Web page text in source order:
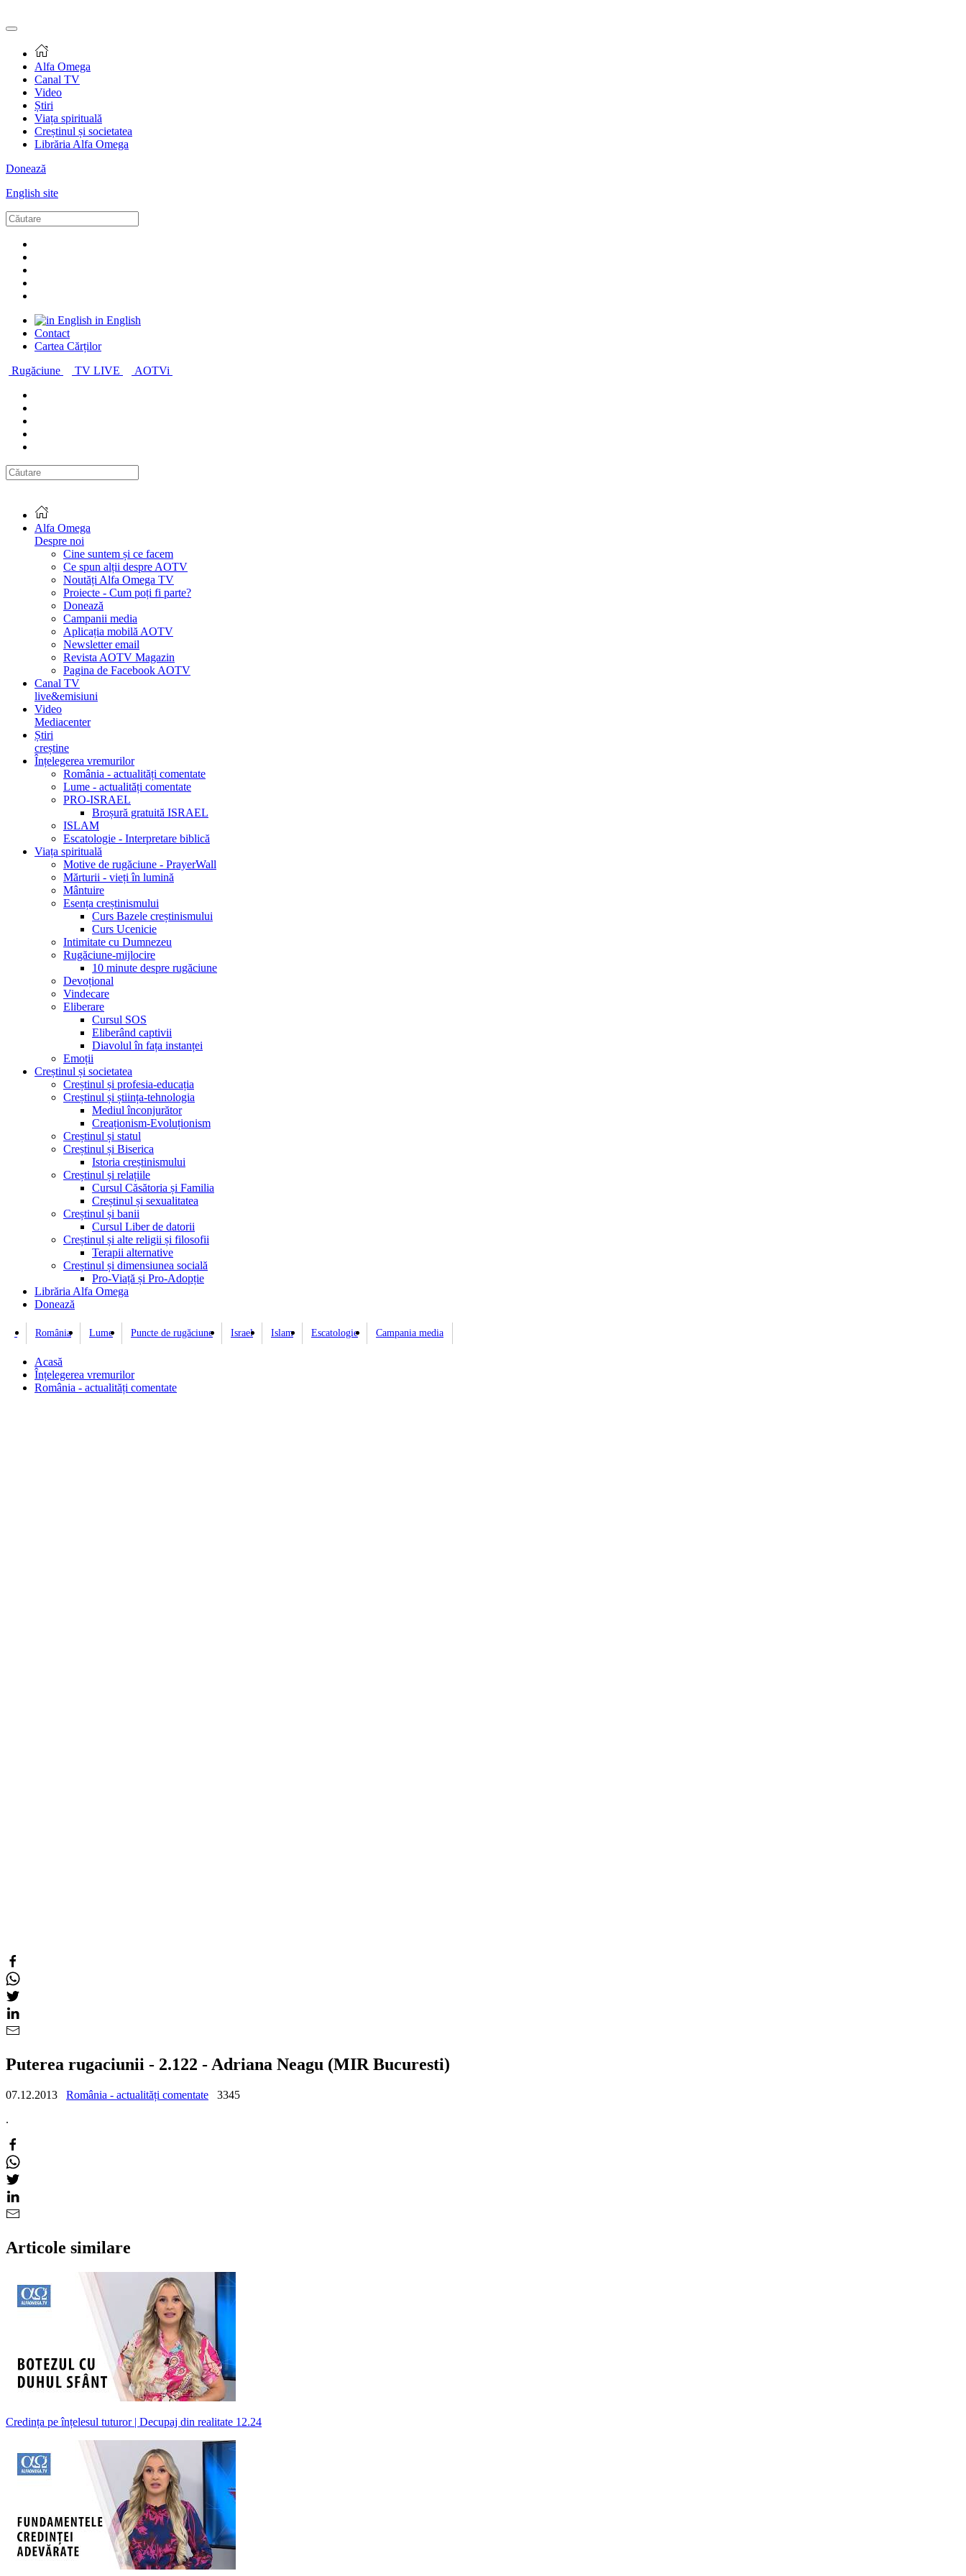
Alfa Omega
Canal TV
Video
Știri
Viața spirituală
Creștinul și societatea
Librăria Alfa Omega
Donează
English site
in English
Contact
Cartea Cărților
Rugăciune
TV LIVE AOTVi
Alfa Omega
Despre noi
Cine suntem și ce facem
Ce spun alții despre AOTV
Noutăți Alfa Omega TV
Proiecte - Cum poți fi parte?
Donează
Campanii media
Aplicația mobilă AOTV
Newsletter email
Revista AOTV Magazin
Pagina de Facebook AOTV
Canal TV
live&emisiuni
Video
Mediacenter
Știri
creștine
Înțelegerea vremurilor
România - actualități comentate
Lume - actualități comentate
PRO-ISRAEL
Broșură gratuită ISRAEL
ISLAM
Escatologie - Interpretare biblică
Viața spirituală
Motive de rugăciune - PrayerWall
Mărturii - vieți în lumină
Mântuire
Esența creștinismului
Curs Bazele creștinismului
Curs Ucenicie
Intimitate cu Dumnezeu
Rugăciune-mijlocire
10 minute despre rugăciune
Devoțional
Vindecare
Eliberare
Cursul SOS
Eliberând captivii
Diavolul în fața instanței
Emoții
Creștinul și societatea
Creștinul și profesia-educația
Creștinul și știința-tehnologia
Mediul înconjurător
Creaționism-Evoluționism
Creștinul și statul
Creștinul și Biserica
Istoria creștinismului
Creștinul și relațiile
Cursul Căsătoria și Familia
Creștinul și sexualitatea
Creștinul și banii
Cursul Liber de datorii
Creștinul și alte religii și filosofii
Terapii alternative
Creștinul și dimensiunea socială
Pro-Viață și Pro-Adopție
Librăria Alfa Omega
Donează
România Lume Puncte de rugăciune Israel Islam Escatologie Campania media
Acasă
Înțelegerea vremurilor
România - actualități comentate
Puterea rugaciunii - 2.122 - Adriana Neagu (MIR Bucuresti)
07.12.2013 România - actualități comentate
3345
.
Articole similare
Credința pe înțelesul tuturor | Decupaj din realitate 12.24